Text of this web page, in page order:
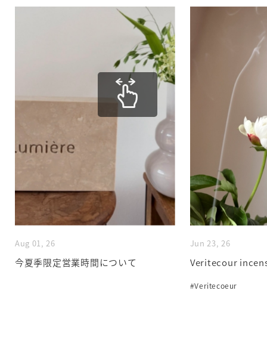
Aug 01, 26
今夏季限定営業時間について
Jun 23, 26
Veritecour
#Veritecoeur